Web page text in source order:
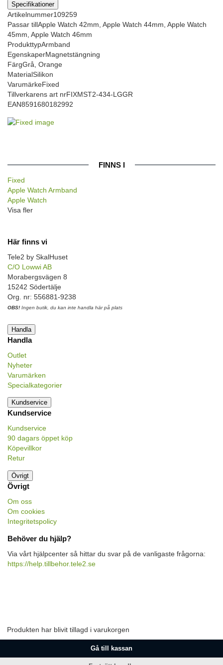
Specifikationer
Artikelnummer109259
Passar tillApple Watch 42mm, Apple Watch 44mm, Apple Watch
45mm, Apple Watch 46mm
ProdukttypArmband
EgenskaperMagnetstängning
FärgGrå, Orange
MaterialSilikon
VarumärkeFixed
Tillverkarens art nrFIXMST2-434-LGGR
EAN8591680182992
FINNS I
Fixed
Apple Watch Armband
Apple Watch
Visa fler
Här finns vi
Tele2 by SkalHuset
C/O Lowwi AB
Morabergsvägen 8
15242 Södertälje
Org. nr: 556881-9238
OBS! Ingen butik, du kan inte handla här på plats
Handla
Handla
Outlet
Nyheter
Varumärken
Specialkategorier
Kundservice
Kundservice
Kundservice
90 dagars öppet köp
Köpevillkor
Retur
Övrigt
Övrigt
Om oss
Om cookies
Integritetspolicy
Behöver du hjälp?
Via vårt hjälpcenter så hittar du svar på de vanligaste frågorna:
https://help.tillbehor.tele2.se
Produkten har blivit tillagd i varukorgen
Gå till kassan